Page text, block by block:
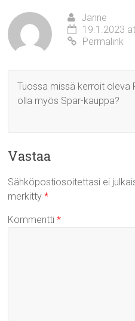
Janne
19.1.2023
Permalink
Tuossa missä kerroit oleva
olla myös Spar-kauppa?
Vastaa
Sähköpostiosoitettasi ei
merkitty*
Kommentti*